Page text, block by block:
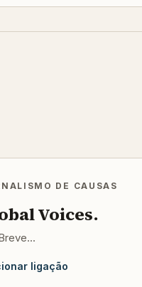
DE CAUSAS
Voices.
ligação